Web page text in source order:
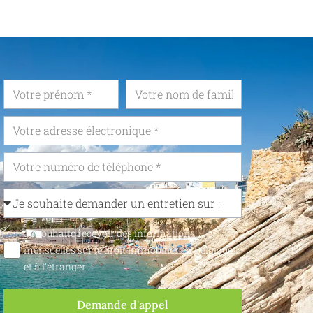
Je souhaite recevoir des informations
mensuelles sur le droit immobilier en Belgique
et à l'étranger.
Demande d'appel